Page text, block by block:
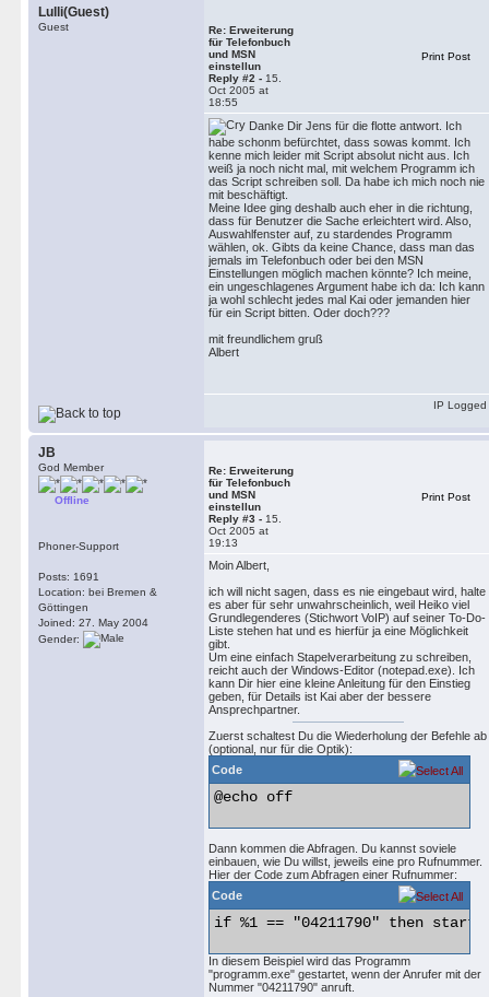
Lulli(Guest)
Guest
Re: Erweiterung
für Telefonbuch
und MSN
einstellun
Reply #2 - 15.
Oct 2005 at
18:55
Print Post
Danke Dir Jens für die flotte antwort. Ich
habe schonm befürchtet, dass sowas kommt. Ich
kenne mich leider mit Script absolut nicht aus. Ich
weiß ja noch nicht mal, mit welchem Programm ich
das Script schreiben soll. Da habe ich mich noch nie
mit beschäftigt.
Meine Idee ging deshalb auch eher in die richtung,
dass für Benutzer die Sache erleichtert wird. Also,
Auswahlfenster auf, zu stardendes Programm
wählen, ok. Gibts da keine Chance, dass man das
jemals im Telefonbuch oder bei den MSN
Einstellungen möglich machen könnte? Ich meine,
ein ungeschlagenes Argument habe ich da: Ich kann
ja wohl schlecht jedes mal Kai oder jemanden hier
für ein Script bitten. Oder doch???
mit freundlichem gruß
Albert
IP Logged
JB
God Member
Offline
Phoner-Support
Posts: 1691
Location: bei Bremen &
Göttingen
Joined: 27. May 2004
Gender:
Re: Erweiterung
für Telefonbuch
und MSN
einstellun
Reply #3 - 15.
Oct 2005 at
19:13
Print Post
Moin Albert,
ich will nicht sagen, dass es nie eingebaut wird, halte
es aber für sehr unwahrscheinlich, weil Heiko viel
Grundlegenderes (Stichwort VoIP) auf seiner To-Do-
Liste stehen hat und es hierfür ja eine Möglichkeit
gibt.
Um eine einfach Stapelverarbeitung zu schreiben,
reicht auch der Windows-Editor (notepad.exe). Ich
kann Dir hier eine kleine Anleitung für den Einstieg
geben, für Details ist Kai aber der bessere
Ansprechpartner.
Zuerst schaltest Du die Wiederholung der Befehle ab
(optional, nur für die Optik):
Code
@echo off
Dann kommen die Abfragen. Du kannst soviele
einbauen, wie Du willst, jeweils eine pro Rufnummer.
Hier der Code zum Abfragen einer Rufnummer:
Code
if %1 == "04211790" then start /
In diesem Beispiel wird das Programm
"programm.exe" gestartet, wenn der Anrufer mit der
Nummer "04211790" anruft.